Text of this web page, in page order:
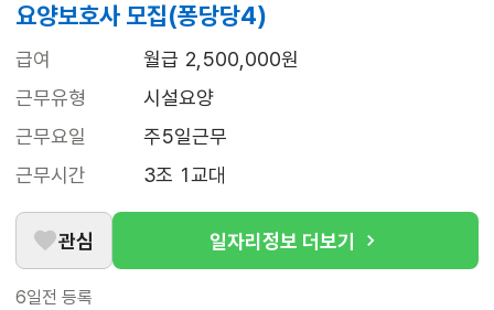
요양보호사 모집(퐁당당4)
급여
월급 2,500,000원
근무유형
시설요양
근무요일
주5일근무
근무시간
3조 1교대
관심 일자리정보 더보기
6일전 등록